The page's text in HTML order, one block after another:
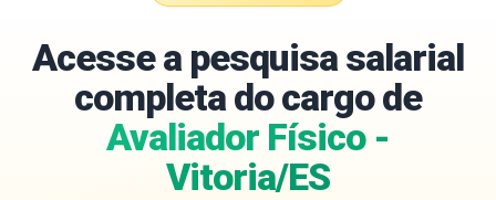
Acesse a pesquisa salarial
completa do cargo de
Avaliador Físico -
Vitoria/ES